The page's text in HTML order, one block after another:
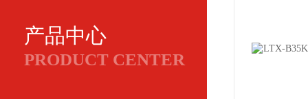
产品中心
PRODUCT CENTER